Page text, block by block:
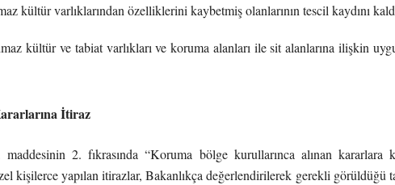
kültür varlıklarından özelliklerini kaybetmiş olanlarının tescil kaydını
kültür ve tabiat varlıkları ve koruma alanları ile sit alanlarına ilişkin
İtiraz
2. fıkrasında “Koruma bölge kurullarınca alınan kararlara
kişilerce yapılan itirazlar, Bakanlıkça değerlendirilerek gerekli görüldüğü